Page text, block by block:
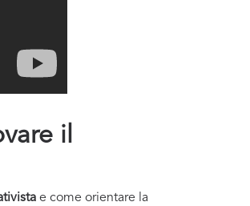
il
e come orientare la